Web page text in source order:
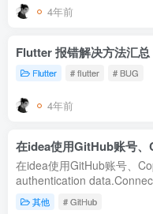
4年前
Flutter 报错解决方法汇总
Flutter # flutter # BUG
4年前
在idea使用GitHub账号
在idea使用GitHub账号、
authentication
示Failed to initiate the
其他 # GitHub